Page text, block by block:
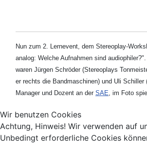
Nun zum 2. Lernevent, dem Stereoplay-
analog: Welche Aufnahmen sind
waren Jürgen Schröder (Stereoplays
er rechts die Bandmaschinen) und Uli Schiller
Manager und Dozent an der SAE, im Foto
Wir benutzen Cookies
Achtung, Hinweis! Wir verwenden auf
Unbedingt erforderliche Cookies